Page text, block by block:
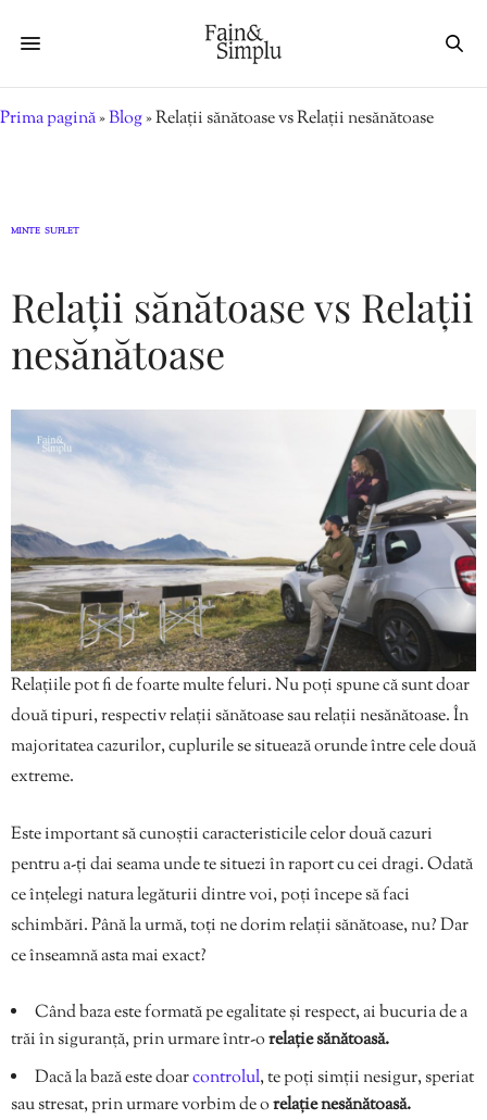
Prima pagină»Blog»Relații sănătoase vs Relații nesănătoase
MINTE SUFLET
Relații sănătoase vs Relații
nesănătoase
Relațiile pot fi de foarte multe feluri. Nu poți spune că sunt doar
două tipuri, respectiv relații sănătoase sau relații nesănătoase. În
majoritatea cazurilor, cuplurile se situează orunde între cele două
extreme.
Este important să cunoștii caracteristicile celor două cazuri
pentru a-ți dai seama unde te situezi în raport cu cei dragi. Odată
ce înțelegi natura legăturii dintre voi, poți începe să faci
schimbări. Până la urmă, toți ne dorim relații sănătoase, nu? Dar
ce înseamnă asta mai exact?
Când baza este formată pe egalitate și respect, ai bucuria de a
trăi în siguranță, prin urmare într-orelație sănătoasă.
Dacă la bază este doarcontrolul, te poți simții nesigur, speriat
sau stresat, prin urmare vorbim de orelație nesănătoasă.